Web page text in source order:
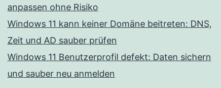
anpassen ohne Risiko
Windows 11 kann keiner Domäne beitreten: DNS,
Zeit und AD sauber prüfen
Windows 11 Benutzerprofil defekt: Daten sichern
und sauber neu anmelden